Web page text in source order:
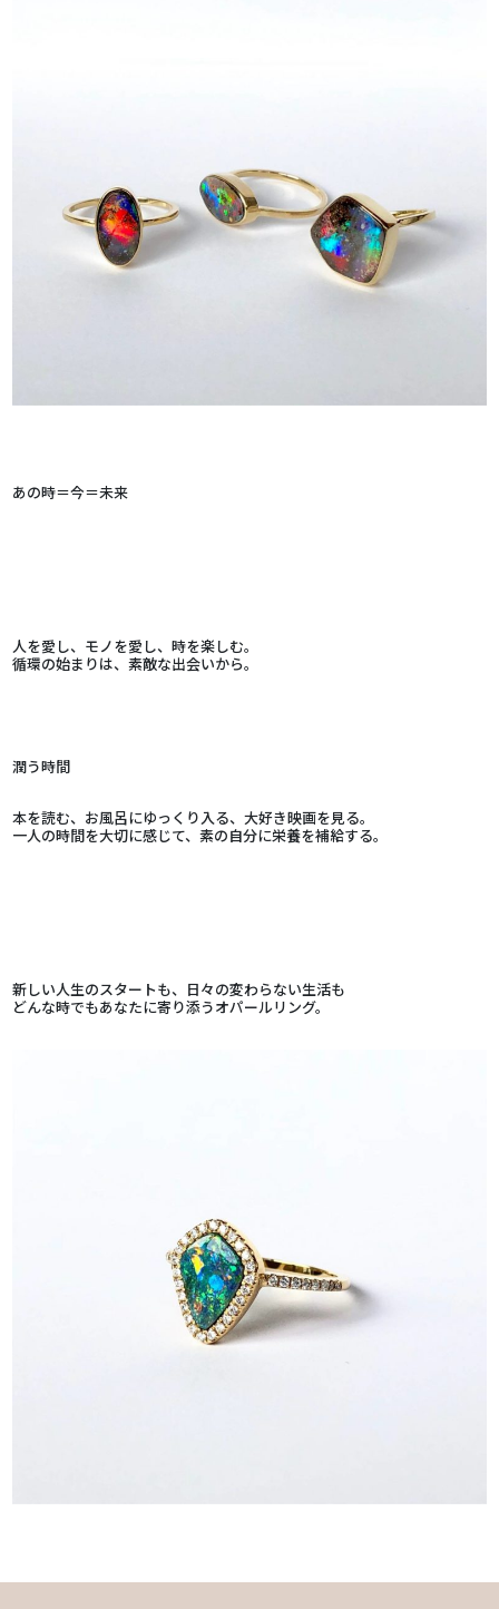
あの時＝今＝未来
人を愛し、モノを愛し、時を楽しむ。
循環の始まりは、素敵な出会いから。
潤う時間
本を読む、お風呂にゆっくり入る、大好き映画を見る。
一人の時間を大切に感じて、素の自分に栄養を補給する。
新しい人生のスタートも、日々の変わらない生活も
どんな時でもあなたに寄り添うオパールリング。